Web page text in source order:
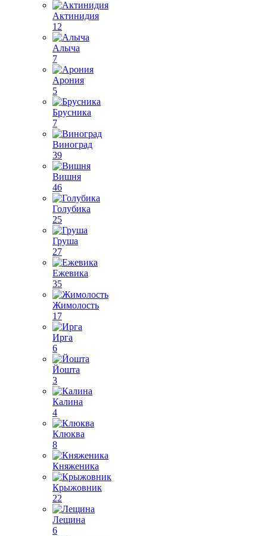
Актинидия
12
Алыча
7
Арония
5
Брусника
7
Виноград
39
Вишня
46
Голубика
25
Груша
27
Ежевика
35
Жимолость
17
Ирга
6
Йошта
3
Калина
4
Клюква
8
Княженика
Крыжовник
22
Лещина
6